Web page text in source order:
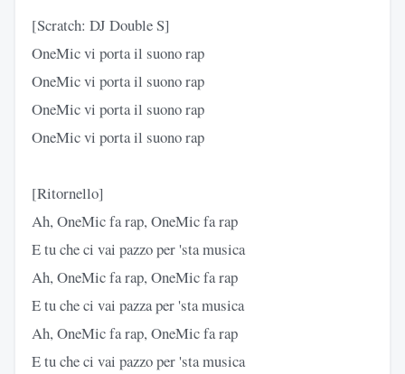
[Scratch: DJ Double S]
OneMic vi porta il suono rap
OneMic vi porta il suono rap
OneMic vi porta il suono rap
OneMic vi porta il suono rap
[Ritornello]
Ah, OneMic fa rap, OneMic fa rap
E tu che ci vai pazzo per 'sta musica
Ah, OneMic fa rap, OneMic fa rap
E tu che ci vai pazza per 'sta musica
Ah, OneMic fa rap, OneMic fa rap
E tu che ci vai pazzo per 'sta musica